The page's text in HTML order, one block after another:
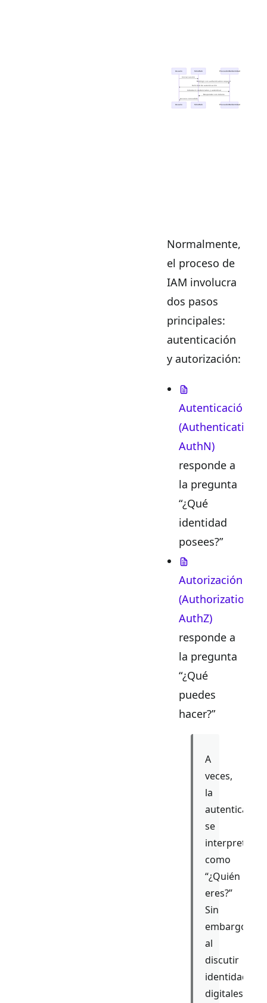
Normalmente,
el proceso de
IAM involucra
dos pasos
principales:
autenticación
y autorización:
Autenticación
(Authentication,
AuthN)
responde a
la pregunta
“¿Qué
identidad
posees?”
Autorización
(Authorization,
AuthZ)
responde a
la pregunta
“¿Qué
puedes
hacer?”
A
veces,
la
autenticación
se
interpretará
como
“¿Quién
eres?”
Sin
embargo,
al
discutir
identidades
digitales,